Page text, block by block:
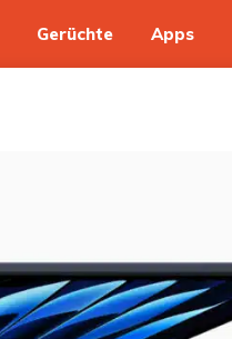
Gerüchte Apps